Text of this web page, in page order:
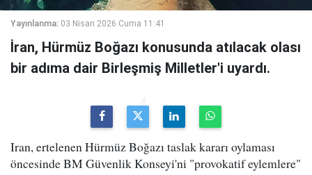
Yayınlanma: 03 Nisan 2026 Cuma 11:41
İran, Hürmüz Boğazı konusunda atılacak olası
bir adıma dair Birleşmiş Milletler'i uyardı.
Iran, ertelenen Hürmüz Boğazı taslak kararı oylaması
öncesinde BM Güvenlik Konseyi'ni "provokatif eylemlere"